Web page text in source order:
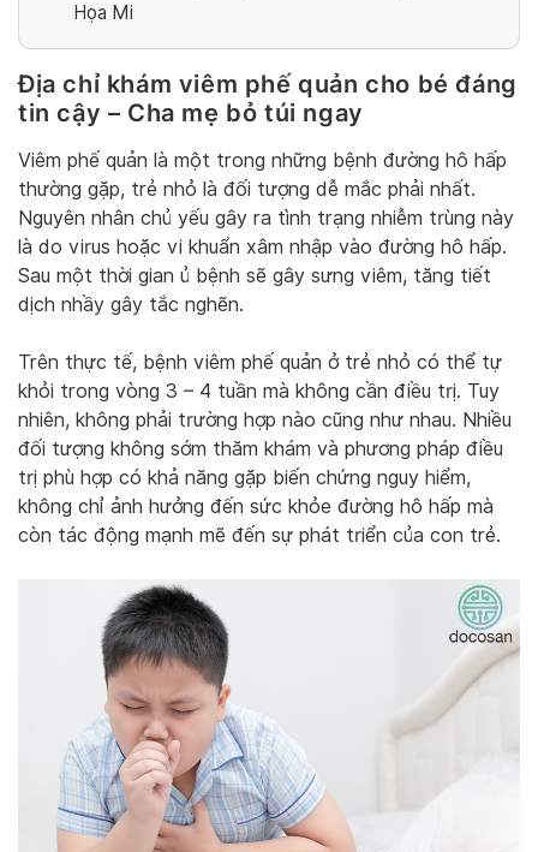
Họa Mi
Địa chỉ khám viêm phế quản cho bé đáng
tin cậy – Cha mẹ bỏ túi ngay
Viêm phế quản là một trong những bệnh đường hô hấp
thường gặp, trẻ nhỏ là đối tượng dễ mắc phải nhất.
Nguyên nhân chủ yếu gây ra tình trạng nhiễm trùng này
là do virus hoặc vi khuẩn xâm nhập vào đường hô hấp.
Sau một thời gian ủ bệnh sẽ gây sưng viêm, tăng tiết
dịch nhầy gây tắc nghẽn.
Trên thực tế, bệnh viêm phế quản ở trẻ nhỏ có thể tự
khỏi trong vòng 3 – 4 tuần mà không cần điều trị. Tuy
nhiên, không phải trường hợp nào cũng như nhau. Nhiều
đối tượng không sớm thăm khám và phương pháp điều
trị phù hợp có khả năng gặp biến chứng nguy hiểm,
không chỉ ảnh hưởng đến sức khỏe đường hô hấp mà
còn tác động mạnh mẽ đến sự phát triển của con trẻ.